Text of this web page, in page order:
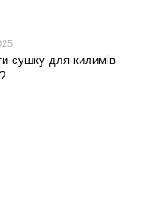
сушку для килимів